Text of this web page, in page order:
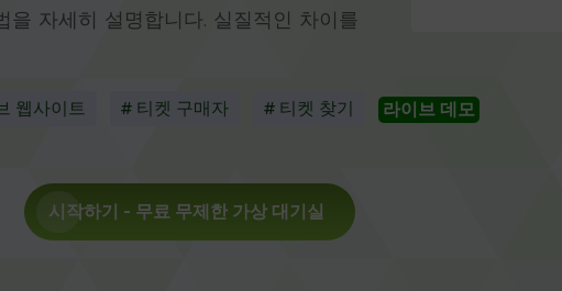
자세히 설명합니다. 실질적인 차이를
웹사이트 # 티켓 구매자 # 티켓 찾기 라이브 데모
시작하기 - 무료 무제한 가상 대기실